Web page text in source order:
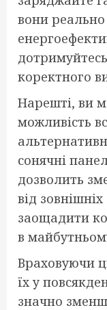
вони реально
коректного
Нарешті, ви
можливість
сонячні
дозволить
від
заощадити
в
Враховуючи
їх у
значно